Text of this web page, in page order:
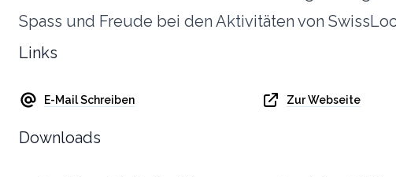
Spass und Freude bei den Aktivitäten von
Links
E-Mail Schreiben Zur Webseite
Downloads